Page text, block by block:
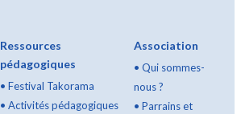
Ressources
pédagogiques
• Festival Takorama
• Activités pédagogiques
Association
•Qui sommes-
nous ?
•Parrains et